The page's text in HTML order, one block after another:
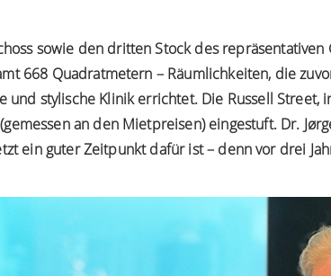
sowie den dritten Stock des
668 Quadratmetern – Räumlichkeiten, die
stylische Klinik errichtet. Die Russell
an den Mietpreisen) eingestuft. Dr.
ein guter Zeitpunkt dafür ist – denn vor drei